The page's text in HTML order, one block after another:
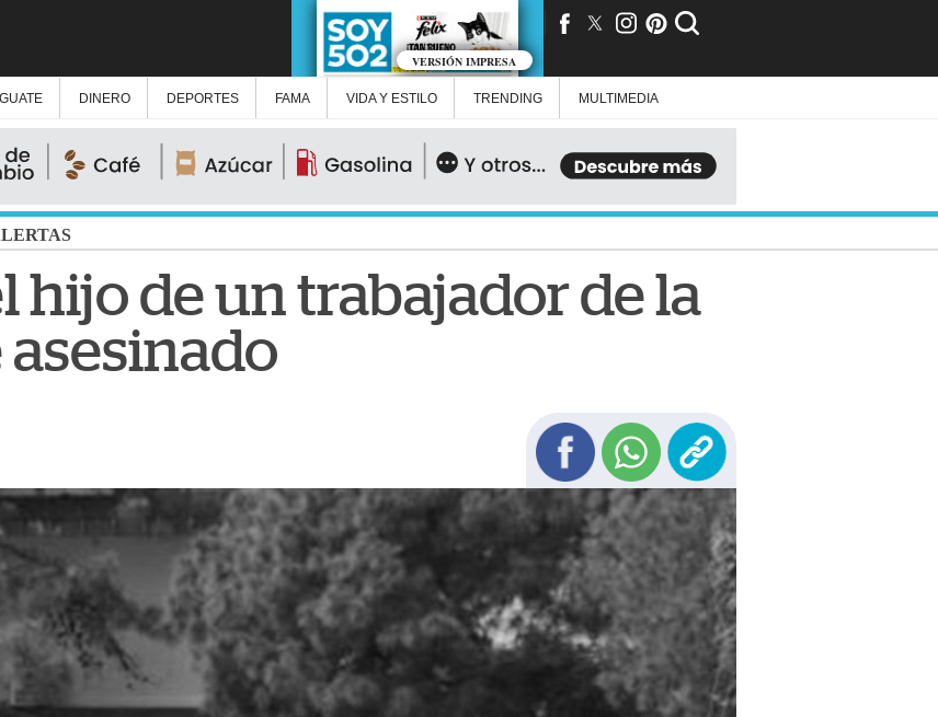
VERSIÓN IMPRESA
GUATE DINERO DEPORTES FAMA VIDA Y ESTILO TRENDING MULTIMEDIA
hijo de un trabajador de la
asesinado